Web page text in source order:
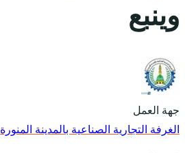
وينبع
جهة العمل
الغرفة التجارية الصناعية بالمدينة المنورة